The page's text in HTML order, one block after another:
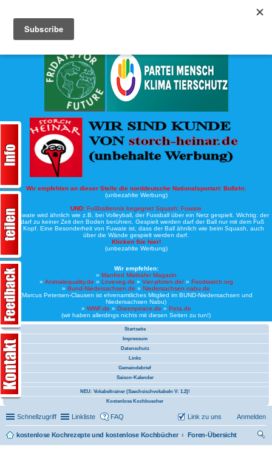
Wir empfehlen an dieser Stelle die norddeutsche Nationalsportart: Boßeln:
(unbezahlte Werbung)
UND: Fußballtennis begegnet Squash: Fuwate
Bei Fuwate wird ähnlich wie z.B. bei Volleyball, der Fussball über ein Netz gespielt. Wichtig: der
Ball darf zu keiner Zeit den Boden berühren. Gespielt werden darf der Ball nur mit dem Fuß
oder Kopf. Eine Besonderheit von Fuwate ist, dass der Ball ähnlich wie beim Squash, auch
über die Wände gespielt werden darf.
Klicken Sie hier!
(unbezahlte Werbung)
Wir empfehlen:
» Manfred Mistkäfer Magazin
» Animalequality.de » Loveveg.de » Vier-pfoten.de/» Foodwatch.org
» Bund-Niedersachsen.de » Niedersachsen.nabu.de
(Marcus Petersen-Clausen ist ehrenamtliches Mitglied im BUND-Niedersachsen und
Niedersachsen Nabu)
» WWF.de » Greenpeace.de » Peta.de
(wir haben allerdings nichts mit diesen Seiten zu tun!)
Startseite
Impressum
Datenschutz
Links
Gemeindebrief
Saison-Kalender
NEU: Vokabeltrainer (Saechsischvokabeln V: 1.2)!
Kostenlose Kochbuecher
Schnellzugriff Linkliste FAQ Anmelden
Link zu uns
kostenlose Kochrezepte und kostenlose Kochbücher
Foren-Übersicht